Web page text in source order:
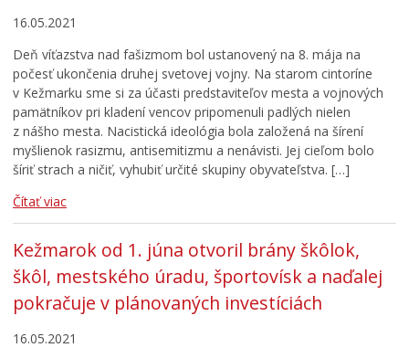
16.05.2021
Deň víťazstva nad fašizmom bol ustanovený na 8. mája na
počesť ukončenia druhej svetovej vojny. Na starom cintoríne
v Kežmarku sme si za účasti predstaviteľov mesta a vojnových
pamätníkov pri kladení vencov pripomenuli padlých nielen
z nášho mesta. Nacistická ideológia bola založená na šírení
myšlienok rasizmu, antisemitizmu a nenávisti. Jej cieľom bolo
šíriť strach a ničiť, vyhubiť určité skupiny obyvateľstva. […]
Čítať viac
Kežmarok od 1. júna otvoril brány škôlok,
škôl, mestského úradu, športovísk a naďalej
pokračuje v plánovaných investíciách
16.05.2021